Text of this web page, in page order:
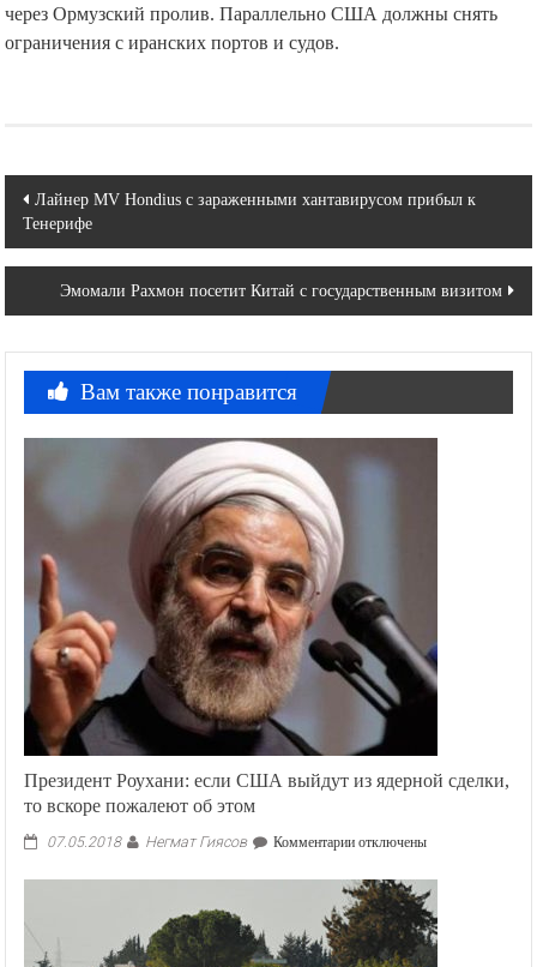
через Ормузский пролив. Параллельно США должны снять
ограничения с иранских портов и судов.
Навигация
по
записям
Лайнер MV Hondius с зараженными хантавирусом прибыл к
Тенерифе
Эмомали Рахмон посетит Китай с государственным визитом
Вам также понравится
Президент Роухани: если США выйдут из ядерной сделки,
то вскоре пожалеют об этом
07.05.2018 Негмат Гиясов Комментариик
Президент
Роухани:
если
США
отключены